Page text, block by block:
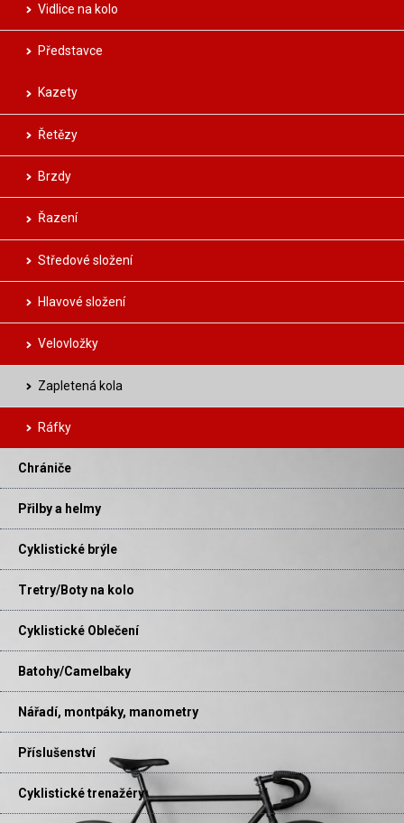
Vidlice na kolo
Představce
Kazety
Řetězy
Brzdy
Řazení
Středové složení
Hlavové složení
Velovložky
Zapletená kola
Ráfky
Chrániče
Přilby a helmy
Cyklistické brýle
Tretry/Boty na kolo
Cyklistické Oblečení
Batohy/Camelbaky
Nářadí, montpáky, manometry
Příslušenství
Cyklistické trenažéry